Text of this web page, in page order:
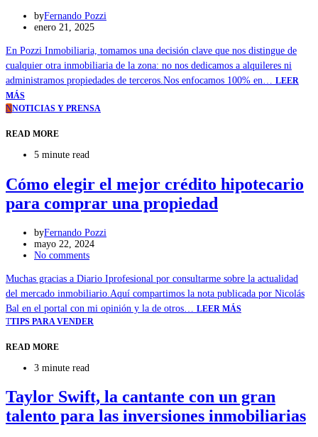
byFernando Pozzi
enero 21, 2025
En Pozzi Inmobiliaria, tomamos una decisión clave que nos distingue de
cualquier otra inmobiliaria de la zona: no nos dedicamos a alquileres ni
administramos propiedades de terceros.Nos enfocamos 100% en… LEER
MÁS
NNOTICIAS Y PRENSA
READ MORE
5 minute read
Cómo elegir el mejor crédito hipotecario
para comprar una propiedad
byFernando Pozzi
mayo 22, 2024
No comments
Muchas gracias a Diario Iprofesional por consultarme sobre la actualidad
del mercado inmobiliario.Aquí compartimos la nota publicada por Nicolás
Bal en el portal con mi opinión y la de otros… LEER MÁS
TTIPS PARA VENDER
READ MORE
3 minute read
Taylor Swift, la cantante con un gran
talento para las inversiones inmobiliarias